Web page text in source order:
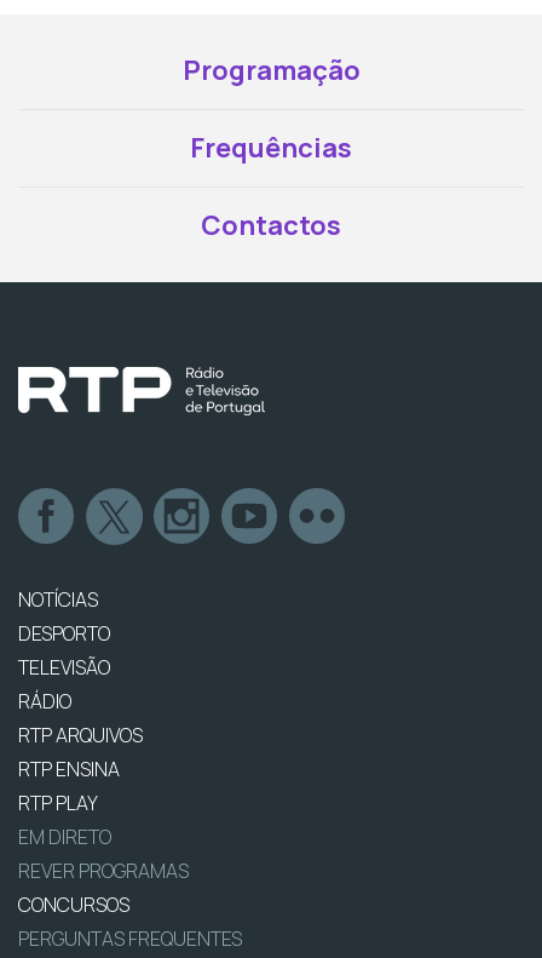
Programação
Frequências
Contactos
NOTÍCIAS
DESPORTO
TELEVISÃO
RÁDIO
RTP ARQUIVOS
RTP ENSINA
RTP PLAY
EM DIRETO
REVER PROGRAMAS
CONCURSOS
PERGUNTAS FREQUENTES